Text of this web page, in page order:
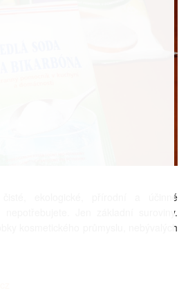
ekologické, přírodní a účinné
Jen základní suroviny.
kosmetického průmyslu, nebývalých